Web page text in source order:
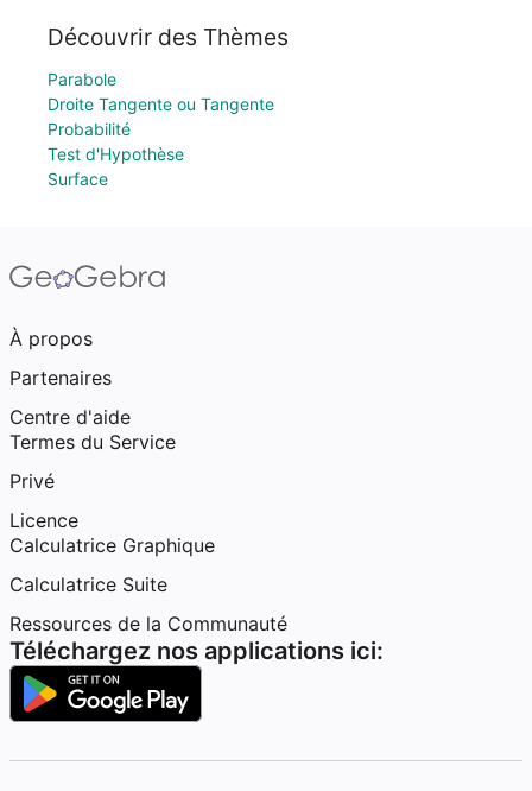
Découvrir des Thèmes
Parabole
Droite Tangente ou Tangente
Probabilité
Test d'Hypothèse
Surface
À propos
Partenaires
Centre d'aide
Termes du Service
Privé
Licence
Calculatrice Graphique
Calculatrice Suite
Ressources de la Communauté
Téléchargez nos applications ici: